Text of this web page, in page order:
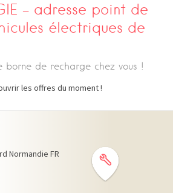
– adresse point de
électriques de
borne de recharge chez vous !
les offres du moment !
Normandie FR